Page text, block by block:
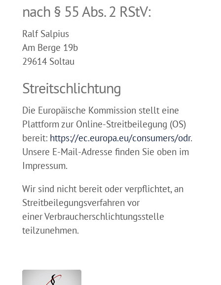
nach § 55 Abs. 2 RStV:
Ralf Salpius
Am Berge 19b
29614 Soltau
Streitschlichtung
Die Europäische Kommission stellt eine
Plattform zur Online-Streitbeilegung (OS)
bereit: https://ec.europa.eu/consumers/odr.
Unsere E-Mail-Adresse finden Sie oben im
Impressum.
Wir sind nicht bereit oder verpflichtet, an
Streitbeilegungsverfahren vor
einer Verbraucherschlichtungsstelle
teilzunehmen.